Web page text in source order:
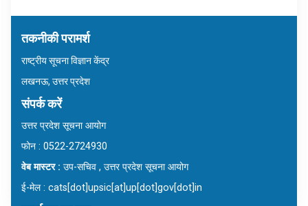
तकनीकी परामर्श
राष्ट्रीय सूचना विज्ञान केंद्र
लखनऊ, उत्तर प्रदेश
संपर्क करें
उत्तर प्रदेश सूचना आयोग
फोन : 0522-2724930
वेब मास्टर : उप-सचिव , उत्तर प्रदेश सूचना आयोग
ई-मेल : cats[dot]upsic[at]up[dot]gov[dot]in